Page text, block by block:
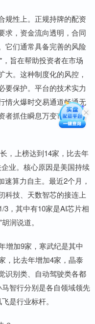
规性上。正规持牌的配资
求，资金流向透明，合同
它们通常具备完善的风险
旨在帮助投资者在市场
大。这种制度化的风控，
要保护。平台的技术实力
情火爆时交易通道畅通无
者抓住瞬息万变市场机会
，上榜达到14家，比去年
业。核心原因是美国持续
算力自主。最近2个月，
科技、天数智芯的接连上
3，其中有10家是AI芯片相
润说道。
加9家，寒武纪是其中
，比去年增加4家，晶泰
识别类、自动驾驶类各都
智行分别是各自领域领先
是行业标杆。